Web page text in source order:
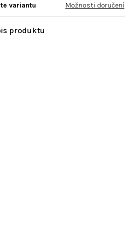
variantu Možnosti doručení